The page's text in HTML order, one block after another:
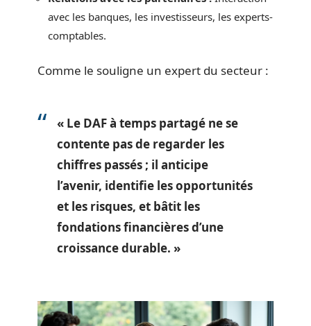
avec les banques, les investisseurs, les experts-
comptables.
Comme le souligne un expert du secteur :
« Le DAF à temps partagé ne se
contente pas de regarder les
chiffres passés ; il anticipe
l’avenir, identifie les opportunités
et les risques, et bâtit les
fondations financières d’une
croissance durable. »